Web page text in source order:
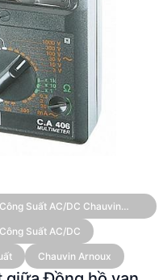
Suất AC/DC Chauvin
Suất AC/DC
Chauvin Arnoux